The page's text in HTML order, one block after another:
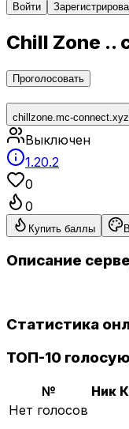
Войти
Chill Zone ..
Проголосовать
chillzone.mc-connect.xyz
Выключен
1.20.2
0
0
Купить баллы
Описание
Статистика
ТОП-10
№ Ник
Нет голосов